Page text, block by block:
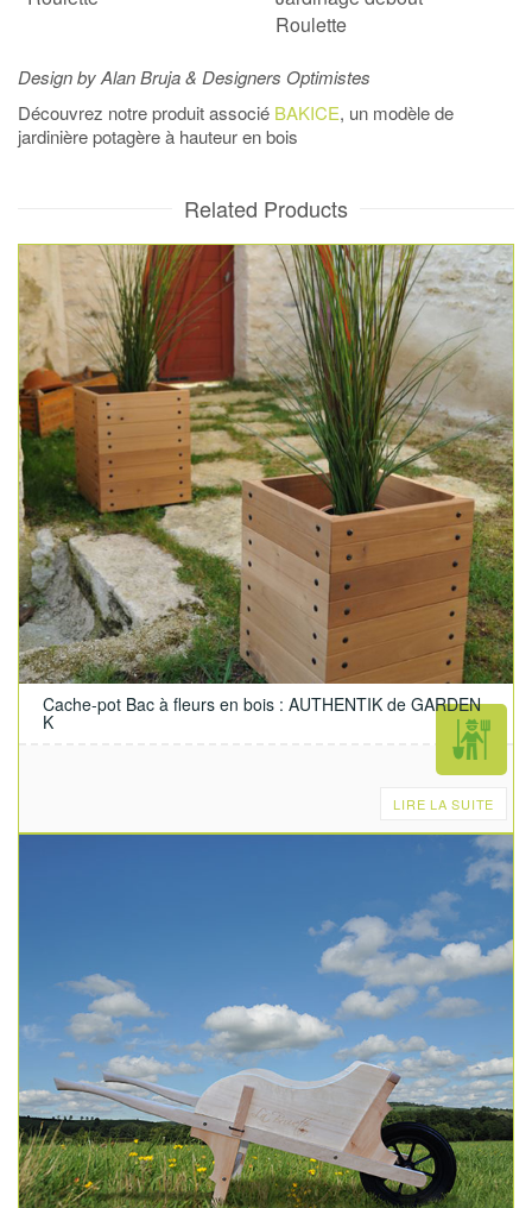
Roulette
Design by Alan Bruja & Designers Optimistes
Découvrez notre produit associé BAKICE, un modèle de
jardinière potagère à hauteur en bois
Related Products
Cache-pot Bac à fleurs en bois : AUTHENTIK de GARDEN
K
LIRE LA SUITE